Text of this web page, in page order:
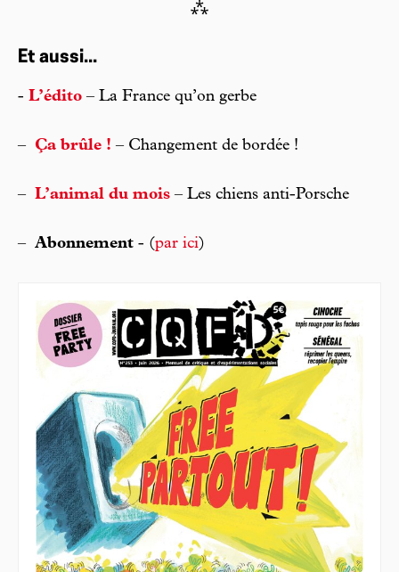
⁂
Et aussi...
- L’édito – La France qu’on gerbe
– Ça brûle ! – Changement de bordée !
– L’animal du mois – Les chiens anti-Porsche
– Abonnement - (par ici)